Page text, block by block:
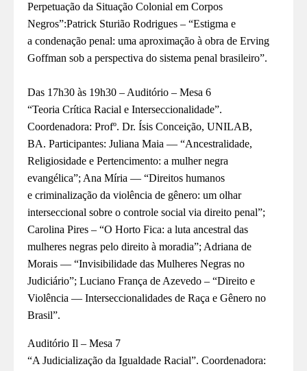
Perpetuação da Situação Colonial em Corpos
Negros”:Patrick Sturião Rodrigues – “Estigma e
a condenação penal: uma aproximação à obra de Erving
Goffman sob a perspectiva do sistema penal brasileiro”.
Das 17h30 às 19h30 – Auditório – Mesa 6
“Teoria Crítica Racial e Interseccionalidade”.
Coordenadora: Profº. Dr. Ísis Conceição, UNILAB,
BA. Participantes: Juliana Maia — “Ancestralidade,
Religiosidade e Pertencimento: a mulher negra
evangélica”; Ana Míria — “Direitos humanos
e criminalização da violência de gênero: um olhar
interseccional sobre o controle social via direito penal”;
Carolina Pires – “O Horto Fica: a luta ancestral das
mulheres negras pelo direito à moradia”; Adriana de
Morais — “Invisibilidade das Mulheres Negras no
Judiciário”; Luciano França de Azevedo – “Direito e
Violência — Interseccionalidades de Raça e Gênero no
Brasil”.
Auditório Il – Mesa 7
“A Judicialização da Igualdade Racial”. Coordenadora: